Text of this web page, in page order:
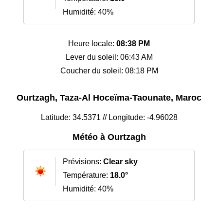
Humidité: 40%
Heure locale: 08:38 PM
Lever du soleil: 06:43 AM
Coucher du soleil: 08:18 PM
Ourtzagh, Taza-Al Hoceïma-Taounate, Maroc
Latitude: 34.5371 // Longitude: -4.96028
Météo à Ourtzagh
Prévisions: Clear sky
Température: 18.0°
Humidité: 40%